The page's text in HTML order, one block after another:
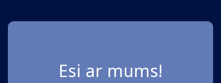
Esi ar mums!